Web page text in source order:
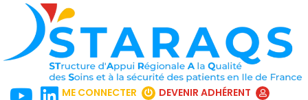
ME CONNECTER DEVENIR ADHÉRENT